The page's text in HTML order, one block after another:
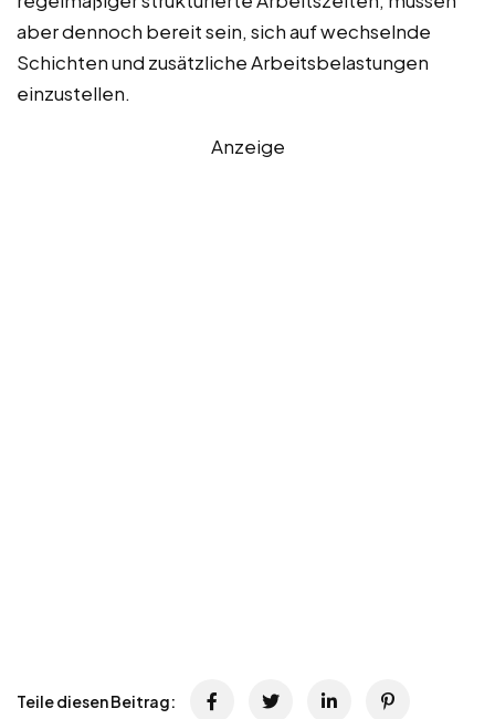
aber dennoch bereit sein, sich auf wechselnde
Schichten und zusätzliche Arbeitsbelastungen
einzustellen.
Anzeige
Teile diesen Beitrag: